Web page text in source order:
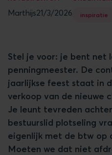
Marthijs21/3/2026 inspiratie
Stel je voor: je bent net
penningmeester. De
jaarlijkse feest staat in
verkoop van de nieuwe
Je leunt tevreden
bestuurslid plotseling
eigenlijk met de btw op
Moeten we dat niet